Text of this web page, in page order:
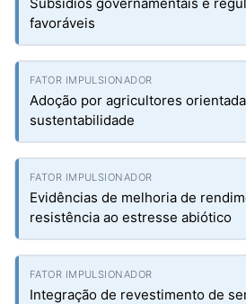
favoráveis
Adoção por agricultores
sustentabilidade
Evidências de melhoria de
resistência ao estresse abiótico
Integração de revestimento de